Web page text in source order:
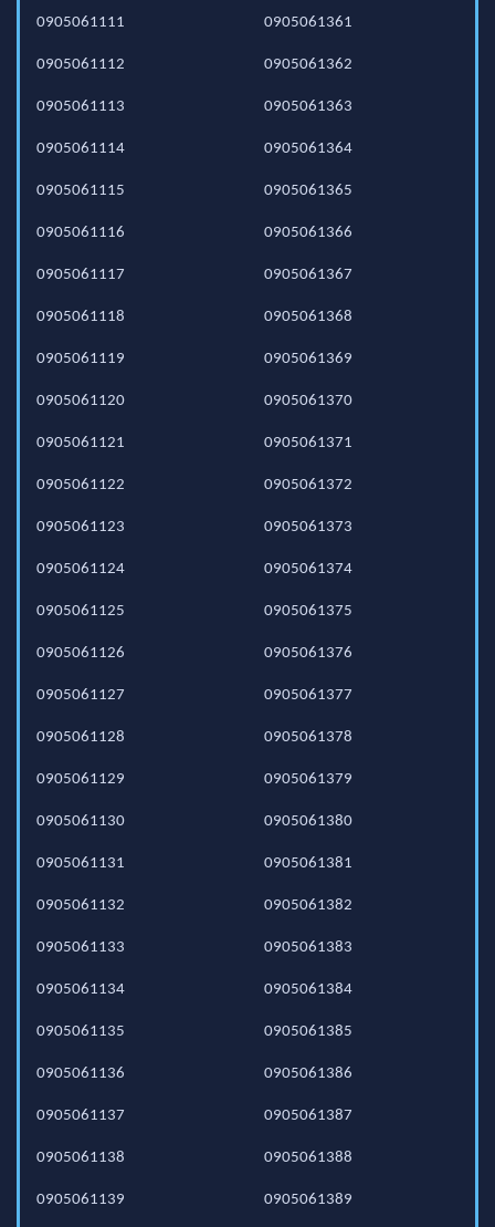
0905061111
0905061112
0905061113
0905061114
0905061115
0905061116
0905061117
0905061118
0905061119
0905061120
0905061121
0905061122
0905061123
0905061124
0905061125
0905061126
0905061127
0905061128
0905061129
0905061130
0905061131
0905061132
0905061133
0905061134
0905061135
0905061136
0905061137
0905061138
0905061139
0905061361
0905061362
0905061363
0905061364
0905061365
0905061366
0905061367
0905061368
0905061369
0905061370
0905061371
0905061372
0905061373
0905061374
0905061375
0905061376
0905061377
0905061378
0905061379
0905061380
0905061381
0905061382
0905061383
0905061384
0905061385
0905061386
0905061387
0905061388
0905061389